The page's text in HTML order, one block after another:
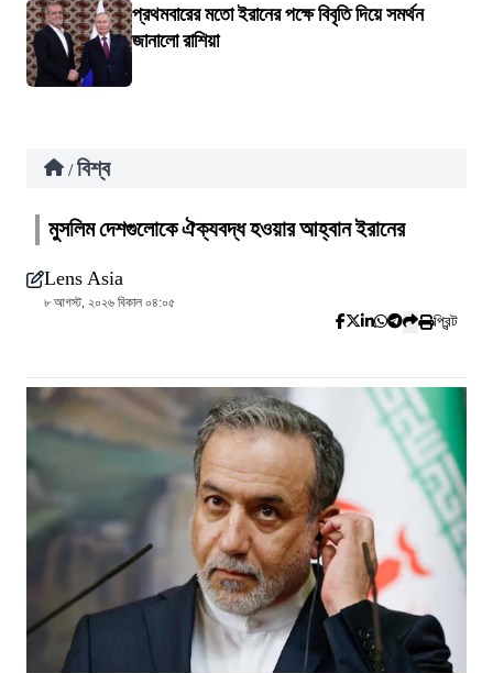
প্রথমবারের মতো ইরানের পক্ষে বিবৃতি দিয়ে সমর্থন
জানালো রাশিয়া
/ বিশ্ব
মুসলিম দেশগুলোকে ঐক্যবদ্ধ হওয়ার আহ্বান ইরানের
Lens Asia
৮ আগস্ট, ২০২৬ বিকাল ০৪:০৫
প্রিন্ট